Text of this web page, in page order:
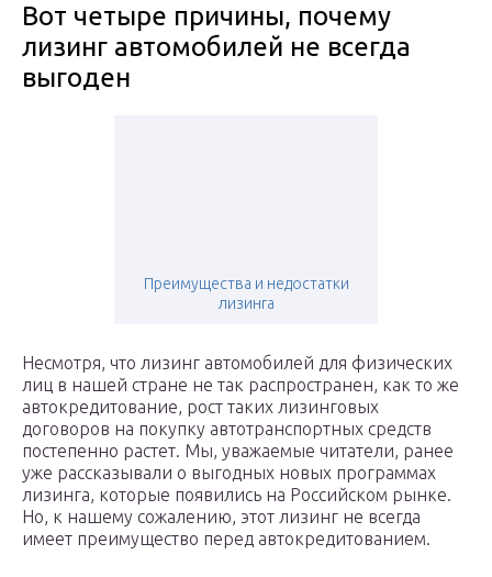
Вот четыре причины, почему
лизинг автомобилей не всегда
выгоден
Преимущества и недостатки
лизинга
Несмотря, что лизинг автомобилей для физических
лиц в нашей стране не так распространен, как то же
автокредитование, рост таких лизинговых
договоров на покупку автотранспортных средств
постепенно растет. Мы, уважаемые читатели, ранее
уже рассказывали о выгодных новых программах
лизинга, которые появились на Российском рынке.
Но, к нашему сожалению, этот лизинг не всегда
имеет преимущество перед автокредитованием.